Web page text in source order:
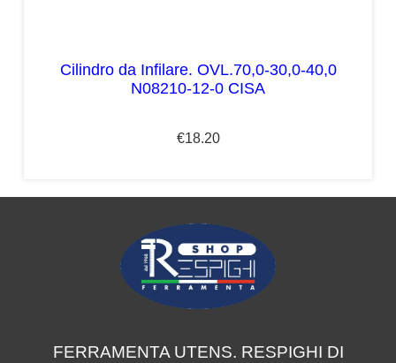
Cilindro da Infilare. OVL.70,0-30,0-40,0
N08210-12-0 CISA
€18.20
FERRAMENTA UTENS. RESPIGHI DI